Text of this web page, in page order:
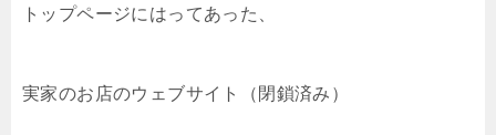
トップページにはってあった、
実家のお店のウェブサイト（閉鎖済み）